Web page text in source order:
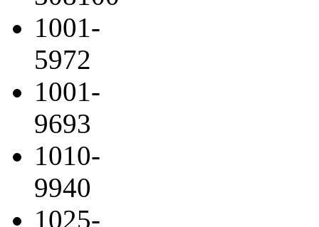
1001-
5972
1001-
9693
1010-
9940
1025-